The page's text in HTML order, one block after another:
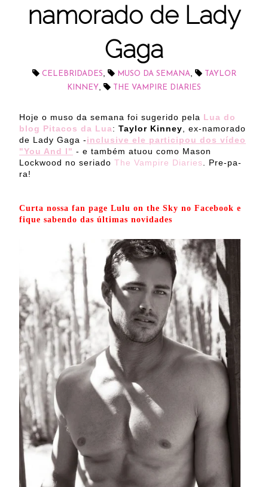
namorado de Lady
Gaga
CELEBRIDADES, MUSO DA SEMANA,
TAYLOR
KINNEY, THE VAMPIRE DIARIES
Hoje o muso da semana foi sugerido pela Lua do
blog Pitacos da Lua: Taylor Kinney, ex-namorado
de Lady Gaga -inclusive ele participou dos vídeo
"You And I" - e também atuou como Mason
Lockwood no seriado The Vampire Diaries. Pre-pa-
ra!
Curta nossa fan page Lulu on the Sky no Facebook e
fique sabendo das últimas novidades